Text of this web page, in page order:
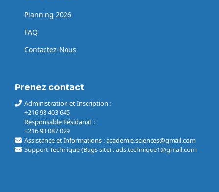
Planning 2026
FAQ
Contactez-Nous
Prenez contact
Administration et Inscription :
+216 98 403 645
Responsable Résidanat :
+216 93 087 029
Assistance et Informations : academie.sciences@gmail.com
Support Technique (Bugs site) : ads.technique1@gmail.com